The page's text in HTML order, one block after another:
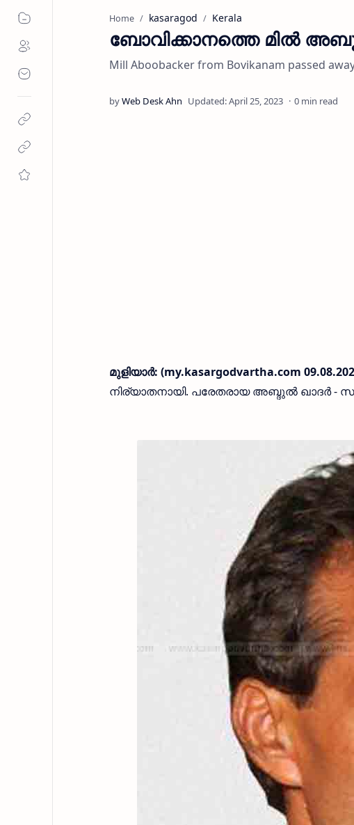
Home kasaragod Kerala
ബോവിക്കാനത്തെ മിൽ
Mill Aboobacker from Bovikanam
0 min read
മുളിയാർ: (my.kasargodvartha.com
നിര്യാതനായി. പരേതരായ അബ്ദുൽ ഖാദർ -